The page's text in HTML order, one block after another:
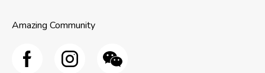
Amazing Community